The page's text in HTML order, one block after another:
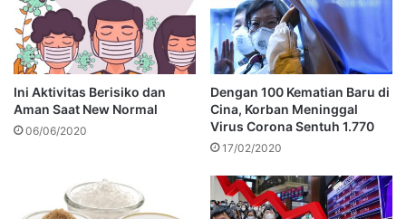
Ini Aktivitas Berisiko dan
Aman Saat New Normal
06/06/2020
Dengan 100 Kematian Baru di
Cina, Korban Meninggal
Virus Corona Sentuh 1.770
17/02/2020